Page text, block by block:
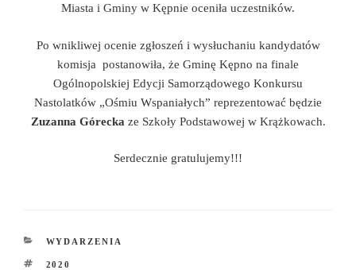
Miasta i Gminy w Kępnie oceniła uczestników.
Po wnikliwej ocenie zgłoszeń i wysłuchaniu kandydatów
komisja postanowiła, że Gminę Kępno na finale
Ogólnopolskiej Edycji Samorządowego Konkursu
Nastolatków „Ośmiu Wspaniałych” reprezentować będzie
Zuzanna Górecka ze Szkoły Podstawowej w Krążkowach.
Serdecznie gratulujemy!!!
KATEGORIE
WYDARZENIA
TAGI
2020